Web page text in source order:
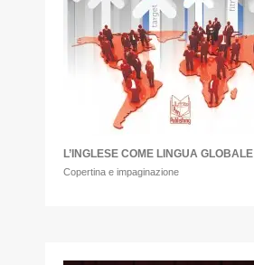
L’INGLESE COME LINGUA GLOBALE
Copertina e impaginazione